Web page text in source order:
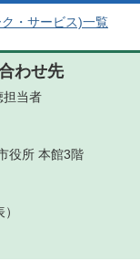
・サービス)一覧
わせ先
担当者
役所 本館3階